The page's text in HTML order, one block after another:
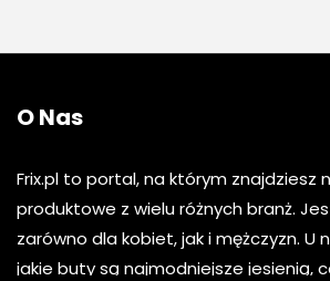
O Nas
Frix.pl to portal, na którym znajdziesz
produktowe z wielu różnych branż.
zarówno dla kobiet, jak i mężczyzn. U
jakie buty są najmodniejsze jesienią,